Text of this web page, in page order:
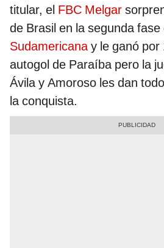
titular, el FBC Melgar
de Brasil en la segunda fase
Sudamericanay le ganó por
autogol de Paraíba pero la
Ávila y Amoroso les dan
la conquista.